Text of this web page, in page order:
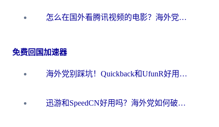
怎么在国外看腾讯视频的电影？海外党亲测有效的回国加速指南
免费回国加速器
海外党别踩坑！Quickback和UfunR好用吗？选对回国加速器才能无缝刷国内资源
迅游和SpeedCN好用吗？海外党如何破解那道看不见的墙